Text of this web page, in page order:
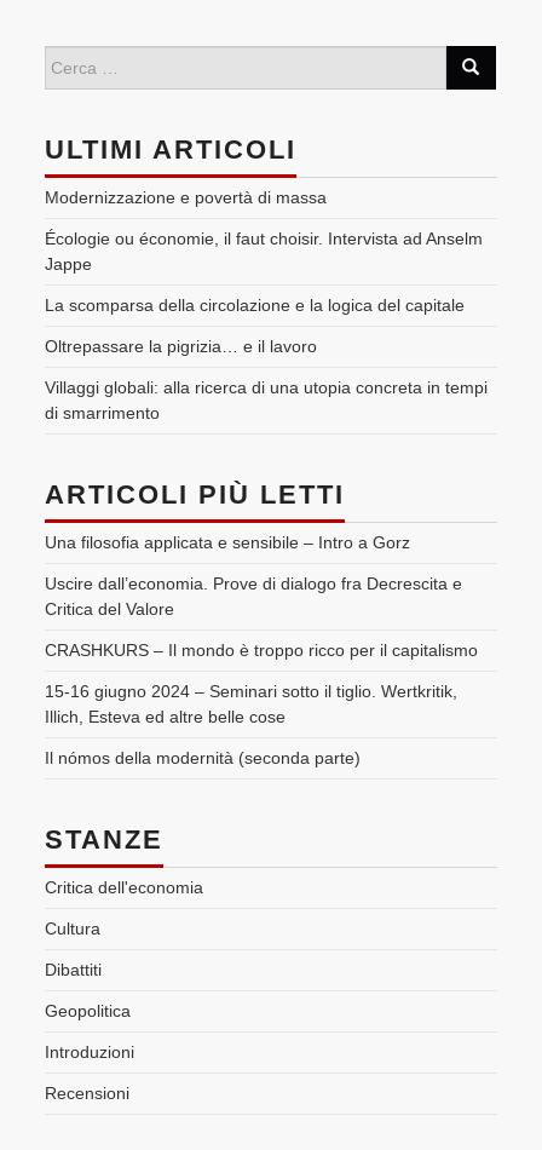
ULTIMI ARTICOLI
Modernizzazione e povertà di massa
Écologie ou économie, il faut choisir. Intervista ad Anselm
Jappe
La scomparsa della circolazione e la logica del capitale
Oltrepassare la pigrizia… e il lavoro
Villaggi globali: alla ricerca di una utopia concreta in tempi
di smarrimento
ARTICOLI PIÙ LETTI
Una filosofia applicata e sensibile – Intro a Gorz
Uscire dall’economia. Prove di dialogo fra Decrescita e
Critica del Valore
CRASHKURS – Il mondo è troppo ricco per il capitalismo
15-16 giugno 2024 – Seminari sotto il tiglio. Wertkritik,
Illich, Esteva ed altre belle cose
Il nómos della modernità (seconda parte)
STANZE
Critica dell'economia
Cultura
Dibattiti
Geopolitica
Introduzioni
Recensioni